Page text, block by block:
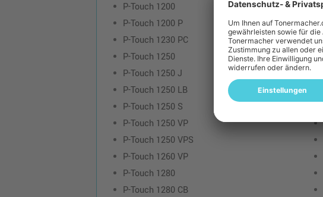
P-Touch 1200
P-Touch 1200 P
P-Touch 1230 PC
P-Touch 1250
P-Touch 1250 J
P-Touch 1250 LB
P-Touch 1250 S
P-Touch 1250 VP
P-Touch 1250 VPS
P-Touch 1260 VP
P-Touch 1280
P-Touch 1280 CB